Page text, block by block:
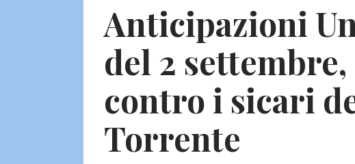
Anticipazioni
del 2
contro i sicari
Torrente